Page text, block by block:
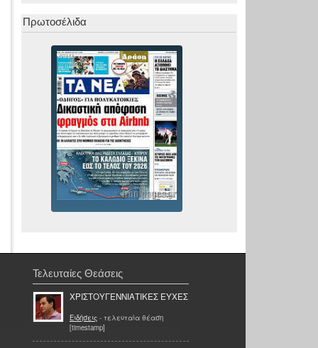
Πρωτοσέλιδα
Τελευταίες Θεάσεις
ΧΡΙΣΤΟΥΓΕΝΝΙΑΤΙΚΕΣ ΕΥΧΕΣ
Ειδήσεις - τελευταία θέαση
[timestamp]